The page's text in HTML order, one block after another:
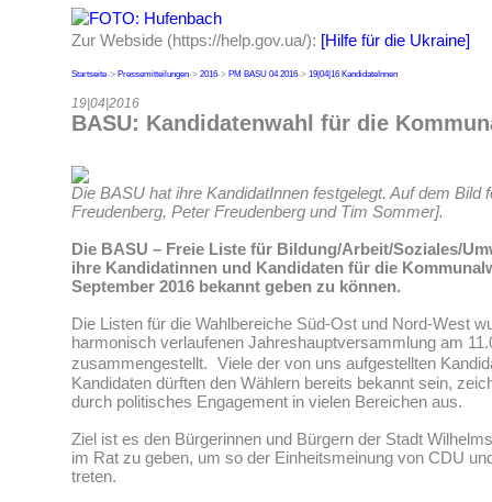
Zur Webside (https://help.gov.ua/): [Hilfe für die Ukraine]
Startseite-> Pressemitteilungen-> 2016-> PM BASU 04 2016-> 19|04|16 KandidateInnen
19|04|2016
BASU: Kandidatenwahl für die
Die BASU hat ihre KandidatInnen festgelegt. Auf dem Bild
Freudenberg, Peter Freudenberg und Tim Sommer].
Die BASU – Freie Liste für Bildung/Arbeit/Soziales/
ihre Kandidatinnen und Kandidaten für die
September 2016 bekannt geben zu können.
Die Listen für die Wahlbereiche Süd-Ost und Nord-West
harmonisch verlaufenen Jahreshauptversammlung am
zusammengestellt. Viele der von uns aufgestellten
Kandidaten dürften den Wählern bereits bekannt sein,
durch politisches Engagement in vielen Bereichen aus.
Ziel ist es den Bürgerinnen und Bürgern der Stadt
im Rat zu geben, um so der Einheitsmeinung von CDU
treten.